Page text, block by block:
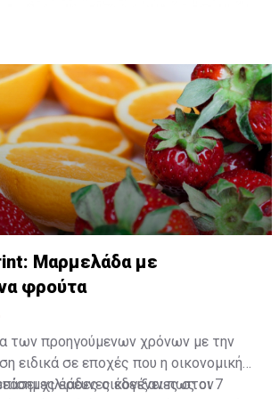
Μαρμελάδα με
φρούτα
των προηγούμενων χρόνων με την
ειδικά σε εποχές που η οικονομική
χιλιάδες οικογένειες στον
έρευνες έδειξαν πως οι 7